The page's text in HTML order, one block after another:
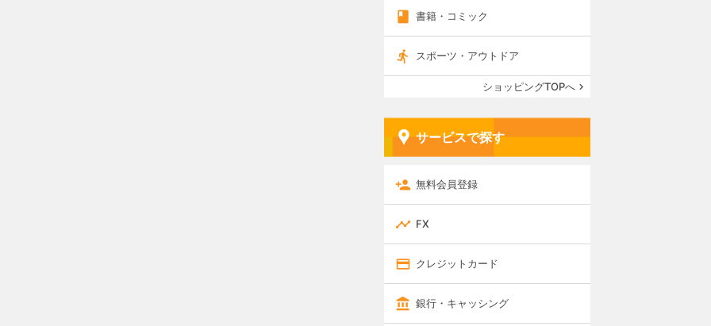
書籍・コミック
スポーツ・アウトドア
ショッピングTOPへ
サービスで探す
無料会員登録
FX
クレジットカード
銀行・キャッシング